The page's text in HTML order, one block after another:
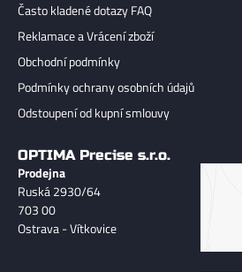
Často kladené dotazy FAQ
Reklamace a Vrácení zboží
Obchodní podmínky
Podmínky ochrany osobních údajů
Odstoupení od kupní smlouvy
OPTIMA Precise s.r.o.
Prodejna
Ruská 2930/64
703 00
Ostrava - Vítkovice